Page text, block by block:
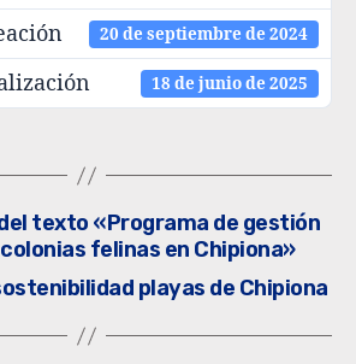
20 de septiembre de 2024
18 de junio de 2025
texto «Programa de gestión
felinas en Chipiona»
playas de Chipiona